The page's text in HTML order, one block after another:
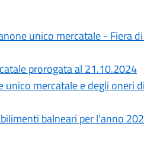
unico mercatale - Fiera
prorogata al 21.10.2024
mercatale e degli oneri
balneari per l'anno